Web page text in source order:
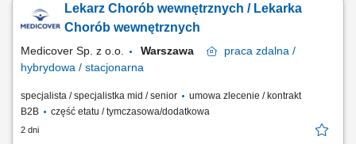
wysokich standardów medycznych. Dołącz do naszej ekipy medycznej i
stań się #bohaterem opieki zdrowotnej! Szukamy Ciebie jeśli​:
Lekarz Chorób wewnętrznych / Lekarka
Chorób wewnętrznych
Medicover Sp. z o.o. Warszawa praca zdalna /
hybrydowa / stacjonarna
specjalista / specjalistka mid / senior
umowa zlecenie / kontrakt
B2B
część etatu / tymczasowa/dodatkowa
2 dni